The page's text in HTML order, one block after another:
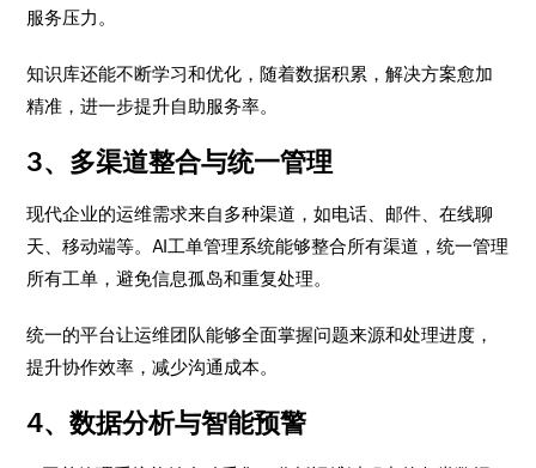
服务压力。
知识库还能不断学习和优化，随着数据积累，解决方案愈加
精准，进一步提升自助服务率。
3、多渠道整合与统一管理
现代企业的运维需求来自多种渠道，如电话、邮件、在线聊
天、移动端等。AI工单管理系统能够整合所有渠道，统一管理
所有工单，避免信息孤岛和重复处理。
统一的平台让运维团队能够全面掌握问题来源和处理进度，
提升协作效率，减少沟通成本。
4、数据分析与智能预警